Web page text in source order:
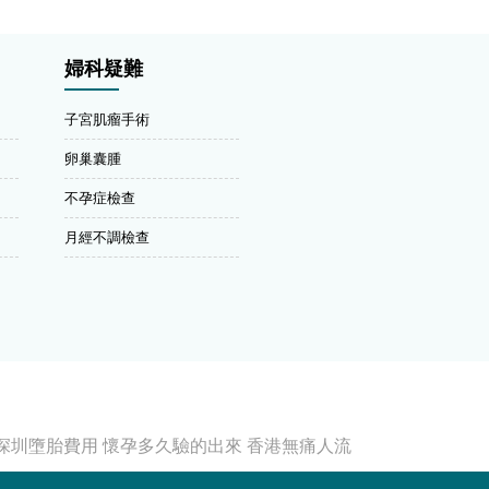
婦科疑難
子宮肌瘤手術
卵巢囊腫
不孕症檢查
月經不調檢查
圳墮胎費用 懷孕多久驗的出來 香港無痛人流